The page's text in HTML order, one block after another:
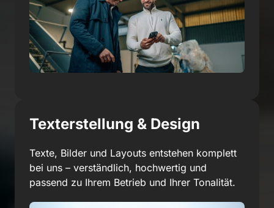
Texterstellung & Design
Texte, Bilder und Layouts entstehen komplett
bei uns – verständlich, hochwertig und
passend zu Ihrem Betrieb und Ihrer Tonalität.